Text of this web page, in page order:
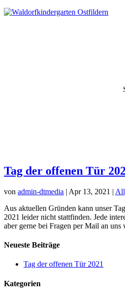
Tag der offenen Tür
von admin-dtmedia | Apr 13, 2021 |
Aus aktuellen Gründen kann unser
2021 leider nicht stattfinden. Jede
aber gerne bei Fragen per Mail an uns
Neueste Beiträge
Tag der offenen Tür 2021
Kategorien